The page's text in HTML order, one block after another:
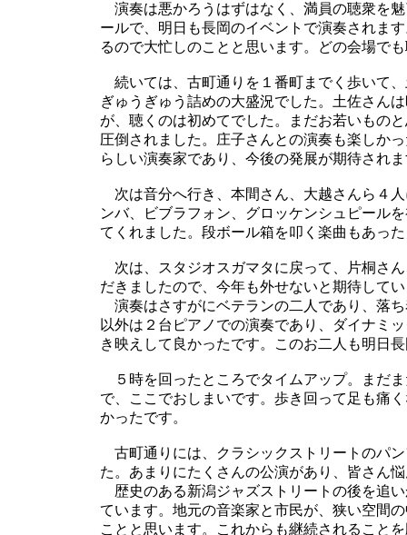
演奏は悪かろうはずはなく、満員の聴衆を
ールで、明日も長岡のイベントで演奏されま
るので大忙しのことと思います。どの会場で
続いては、古町通りを１番町までく歩いて
ぎゅうぎゅう詰めの大盛況でした。土佐さん
が、聴くのは初めてでした。まだお若いもの
圧倒されました。庄子さんとの演奏も楽しか
らしい演奏家であり、今後の発展が期待され
次は音分へ行き、本間さん、大越さんら４
ンバ、ビブラフォン、グロッケンシュピール
てくれました。段ボール箱を叩く楽曲もあっ
次は、スタジオスガマタに戻って、片桐さ
だきましたので、今年も外せないと期待して
演奏はさすがにベテランの二人であり、落
以外は２台ピアノでの演奏であり、ダイナミ
き映えして良かったです。このお二人も明日
５時を回ったところでタイムアップ。まだ
で、ここでおしまいです。歩き回って足も痛
かったです。
古町通りには、クラシックストリートのパ
た。あまりにたくさんの公演があり、皆さん
歴史のある新潟ジャズストリートの後を追
ています。地元の音楽家と市民が、狭い空間
ことと思います。これからも継続されること